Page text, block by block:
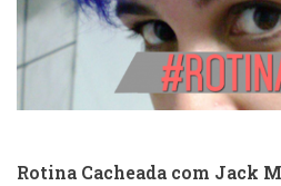
Rotina Cacheada com Jack